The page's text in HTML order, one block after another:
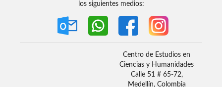
los siguientes medios:
Centro de Estudios en
Ciencias y Humanidades
Calle 51 # 65-72,
Medellín, Colombia